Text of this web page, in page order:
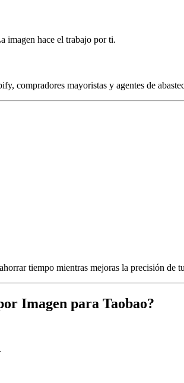
imagen hace el trabajo por ti.
compradores mayoristas y agentes de
tiempo mientras mejoras la precisión de
Imagen para Taobao?